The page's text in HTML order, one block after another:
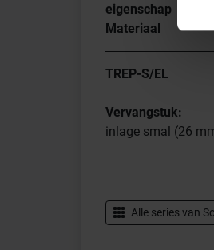
eigenschap
Materiaal
TREP-S/EL
Vervangstuk:
inlage smal (26
Alle series van